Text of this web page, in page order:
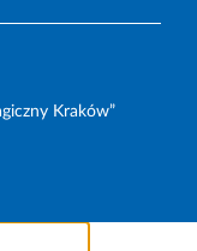
Kraków”